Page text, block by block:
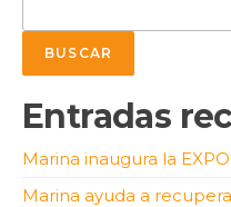
BUSCAR
Entradas
Marina inaugura la
Marina ayuda a